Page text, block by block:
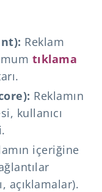
Reklam
tıklama
Reklamın
kullanıcı
içeriğine
açıklamalar).